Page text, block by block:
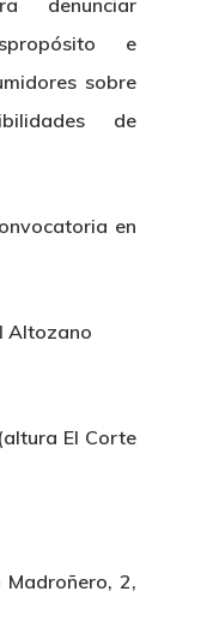
denunciar
e
sobre
de
en
Altozano
El Corte
2,